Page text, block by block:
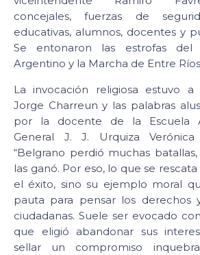
concejales, fuerzas de
educativas, alumnos, docentes y
Se entonaron las estrofas del
Argentino y la Marcha de Entre
La invocación religiosa estuvo
Jorge Charreun y las palabras
por la docente de la Escuela
General J. J. Urquiza Verónica
“Belgrano perdió muchas
las ganó. Por eso, lo que se
el éxito, sino su ejemplo moral
pauta para pensar los derechos
ciudadanas. Suele ser evocado
que eligió abandonar sus
sellar un compromiso